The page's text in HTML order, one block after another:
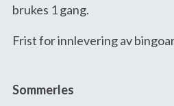
brukes 1 gang.
Frist for innlevering av
Sommerles